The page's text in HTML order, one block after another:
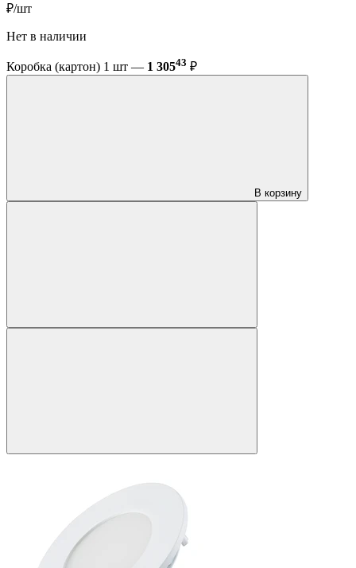
₽/шт
Нет в наличии
Коробка (картон) 1 шт — 1 30543 ₽
В корзину